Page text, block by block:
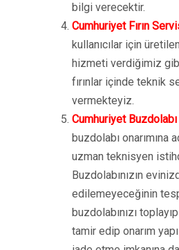
bilgi verecektir.
Cumhuriyet Fırın
kullanıcılar için
hizmeti verdiğimiz
fırınlar içinde teknik
vermekteyiz.
Cumhuriyet
buzdolabı onarımına
uzman teknisyen
Buzdolabınızın
edilemeyeceğinin
buzdolabınızı
tamir edip onarım